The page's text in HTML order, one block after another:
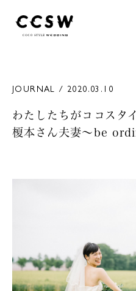
JOURNAL / 2020.03.10
わたしたちがココスタ
榎本さん夫妻〜be